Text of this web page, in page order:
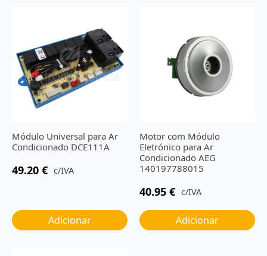
Módulo Universal para Ar
Condicionado DCE111A
49.20 € c/IVA
Adicionar
Motor com Módulo
Eletrónico para Ar
Condicionado AEG
140197788015
40.95 € c/IVA
Adicionar